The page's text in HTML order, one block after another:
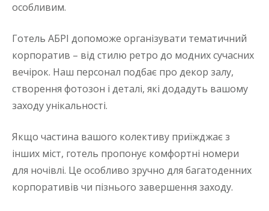
особливим.
Готель АБРІ допоможе організувати тематичний
корпоратив – від стилю ретро до модних сучасних
вечірок. Наш персонал подбає про декор залу,
створення фотозон і деталі, які додадуть вашому
заходу унікальності.
Якщо частина вашого колективу приїжджає з
інших міст, готель пропонує комфортні номери
для ночівлі. Це особливо зручно для багатоденних
корпоративів чи пізнього завершення заходу.